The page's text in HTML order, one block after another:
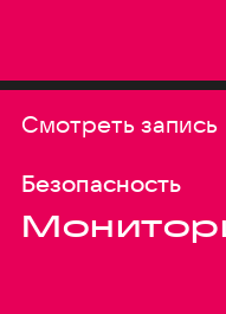
Смотреть запись
Безопасность